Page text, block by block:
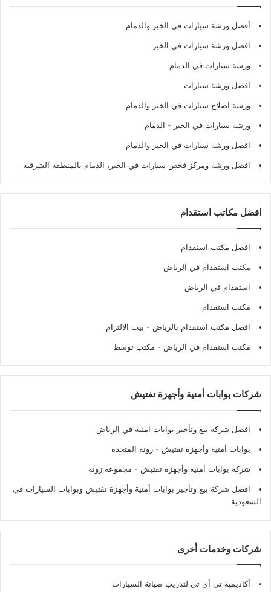
أفضل ورشة سيارات في الخبر والدمام
افضل ورشة سيارات في الخبر
ورشة سيارات في الدمام
افضل ورشة سيارات
ورشة اصلاح سيارات في الخبر والدمام
ورشة سيارات في الخبر - الدمام
افضل ورشة سيارات في الخبر والدمام
افضل ورشة ومركز فحص سيارات في الخبر، الدمام بالمنطقة الشرقية
افضل مكاتب استقدام
افضل مكتب استقدام
مكتب استقدام في الرياض
استقدام في الرياض
مكتب استقدام
افضل مكتب استقدام بالرياض - بيت الالتزام
مكتب استقدام في الرياض - مكتب توسط
شركات بوابات أمنية وأجهزة تفتيش
افضل شركة بيع وتأجير بوابات امنية في الرياض
بوابات أمنية وأجهزة تفتيش - زونة المتحدة
شركة بوابات أمنية وأجهزة تفتيش - مجموعة زونة
افضل شركة بيع وتأجير بوابات أمنية وأجهزة تفتيش وبوابات السيارات في
السعودية
شركات وخدمات أخرى
أكاديمية تي أي تي لتدريب صيانة السيارات